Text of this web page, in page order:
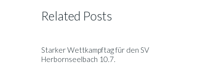
Related Posts
Starker Wettkampftag für den SV
Herbornseelbach 10.7.